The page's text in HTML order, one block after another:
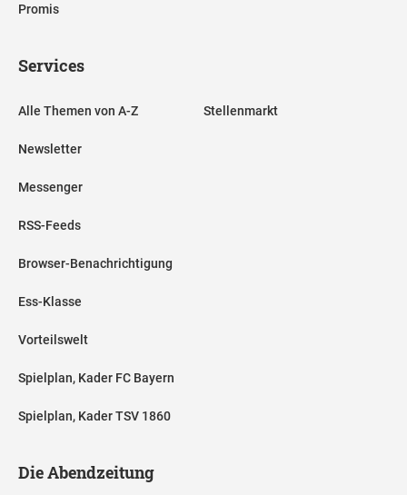
Promis
Services
Alle Themen von A-Z
Newsletter
Messenger
RSS-Feeds
Browser-Benachrichtigung
Ess-Klasse
Vorteilswelt
Spielplan, Kader FC Bayern
Spielplan, Kader TSV 1860
Stellenmarkt
Die Abendzeitung